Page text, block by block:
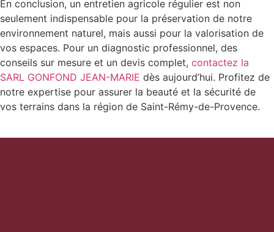
En conclusion, un entretien agricole régulier est non
seulement indispensable pour la préservation de notre
environnement naturel, mais aussi pour la valorisation de
vos espaces. Pour un diagnostic professionnel, des
conseils sur mesure et un devis complet, contactez la
SARL GONFOND JEAN-MARIE dès aujourd’hui. Profitez de
notre expertise pour assurer la beauté et la sécurité de
vos terrains dans la région de Saint-Rémy-de-Provence.